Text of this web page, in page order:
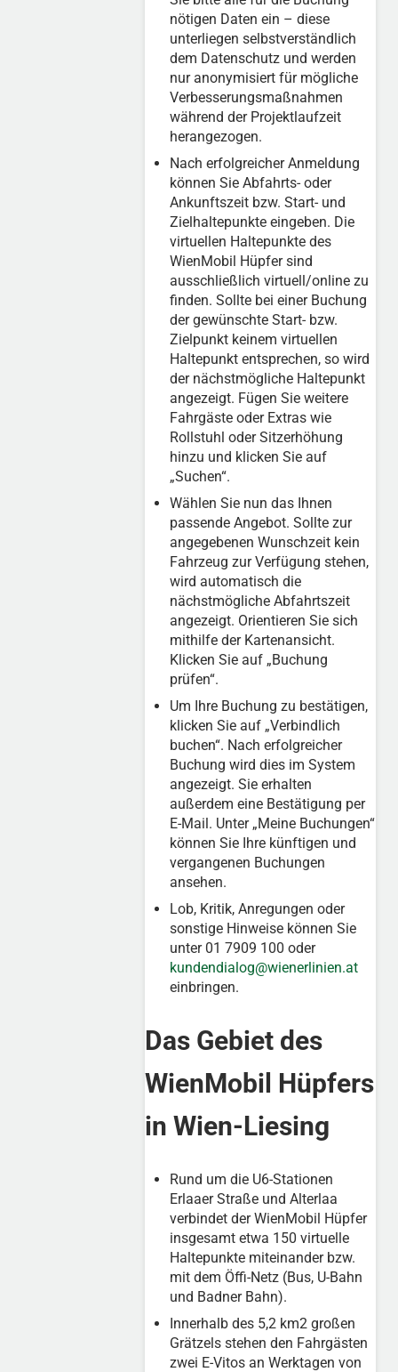
nötigen Daten ein – diese
unterliegen selbstverständlich
dem Datenschutz und werden
nur anonymisiert für mögliche
Verbesserungsmaßnahmen
während der Projektlaufzeit
herangezogen.
Nach erfolgreicher Anmeldung
können Sie Abfahrts- oder
Ankunftszeit bzw. Start- und
Zielhaltepunkte eingeben. Die
virtuellen Haltepunkte des
WienMobil Hüpfer sind
ausschließlich virtuell/online zu
finden. Sollte bei einer Buchung
der gewünschte Start- bzw.
Zielpunkt keinem virtuellen
Haltepunkt entsprechen, so wird
der nächstmögliche Haltepunkt
angezeigt. ​​​Fügen Sie weitere
Fahrgäste oder Extras wie
Rollstuhl oder Sitzerhöhung
hinzu und klicken Sie auf
„Suchen“.
Wählen Sie nun das Ihnen
passende Angebot. Sollte zur
angegebenen Wunschzeit kein
Fahrzeug zur Verfügung stehen,
wird automatisch die
nächstmögliche Abfahrtszeit
angezeigt. Orientieren Sie sich
mithilfe der Kartenansicht.
Klicken Sie auf „Buchung
prüfen“.
Um Ihre Buchung zu bestätigen,
klicken Sie auf „Verbindlich
buchen“. Nach erfolgreicher
Buchung wird dies im System
angezeigt. Sie erhalten
außerdem eine Bestätigung per
E-Mail. Unter „Meine Buchungen“
können Sie Ihre künftigen und
vergangenen Buchungen
ansehen.
Lob, Kritik, Anregungen oder
sonstige Hinweise können Sie
unter 01 7909 100 oder
kundendialog@wienerlinien.at
einbringen.
Das Gebiet des
WienMobil Hüpfers
in Wien-Liesing
Rund um die U6-Stationen
Erlaaer Straße und Alterlaa
verbindet der WienMobil Hüpfer
insgesamt etwa 150 virtuelle
Haltepunkte miteinander bzw.
mit dem Öffi-Netz (Bus, U-Bahn
und Badner Bahn).
Innerhalb des 5,2 km2 großen
Grätzels stehen den Fahrgästen
zwei E-Vitos an Werktagen von